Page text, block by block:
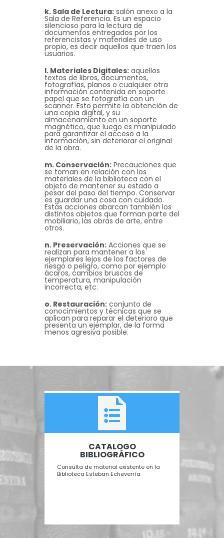
k. Sala de Lectura: salón anexo a la
Sala de Referencia. Es un espacio
silencioso para la lectura de
documentos entregados por los
referencistas y materiales de uso
propio, es decir aquellos que traen los
usuarios.
l. Materiales Digitales: aquellos
textos de libros, documentos,
fotografías, planos o cualquier otra
información contenida en soporte
papel que se fotografía con un
scanner. Esto permite la obtención de
una copia digital, y su
almacenamiento en un soporte
magnético, que luego es manipulado
para garantizar el acceso a la
información, sin deteriorar el original
de la obra.
m. Conservación: Precauciones que
se toman en relación con los
materiales de la biblioteca con el
objeto de mantener su estado a
pesar del paso del tiempo. Conservar
es guardar una cosa con cuidado.
Estas acciones abarcan también los
distintos objetos que forman parte del
mobiliario, las obras de arte, entre
otros.
n. Preservación: Acciones que se
realizan para mantener a los
ejemplares lejos de los factores de
riesgo o peligro, como por ejemplo
ácaros, cambios bruscos de
temperatura, manipulación
incorrecta, etc.
o. Restauración: conjunto de
conocimientos y técnicas que se
aplican para reparar el deterioro que
presenta un ejemplar, de la forma
menos agresiva posible.
CATALOGO
BIBLIOGRÁFICO
Consulta de material existente en la
Biblioteca Esteban Echeverría